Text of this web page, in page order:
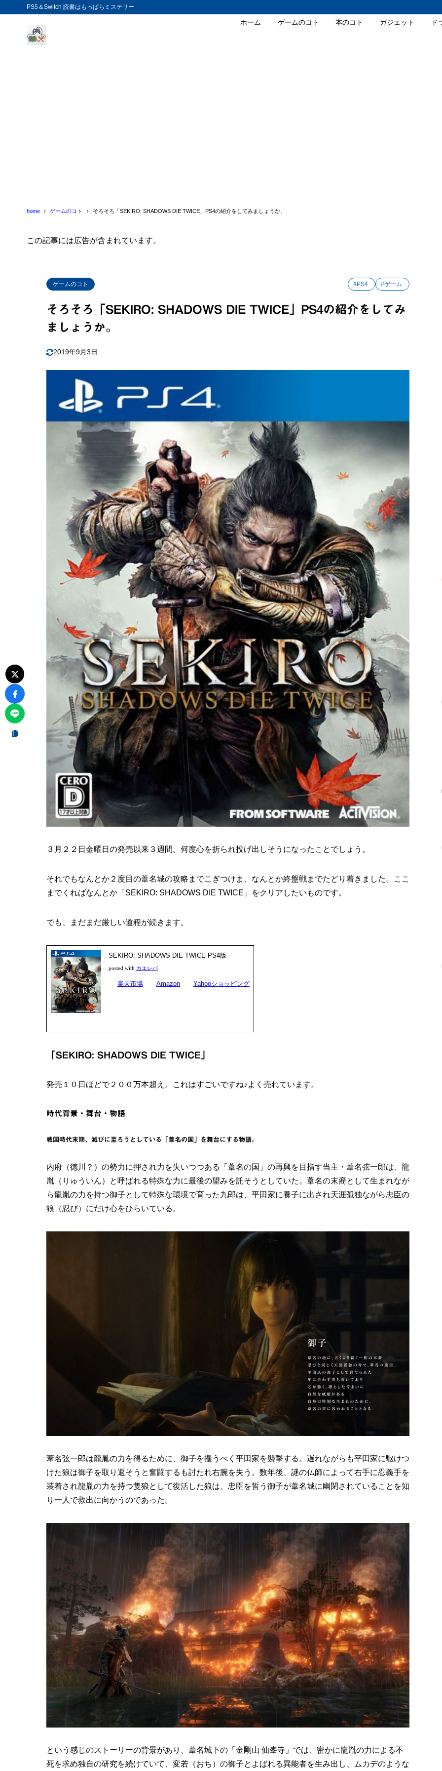
PS5＆Switch 読書はもっぱらミステリー
ホーム ゲームのコト 本のコト ガジェット ド
home ゲームのコト そろそろ「SEKIRO: SHADOWS DIE TWICE」PS4の紹介をしてみましょうか。
この記事には広告が含まれています。
ゲームのコト #PS4 #ゲーム
そろそろ「SEKIRO: SHADOWS DIE TWICE」PS4の紹介をしてみ
ましょうか。
2019年9月3日
３月２２日金曜日の発売以来３週間。何度心を折られ投げ出しそうになったことでしょう。
それでもなんとか２度目の葦名城の攻略までこぎつけま、なんとか終盤戦までたどり着きました。ここ
までくればなんとか「SEKIRO: SHADOWS DIE TWICE」をクリアしたいものです。
でも、まだまだ厳しい道程が続きます。
SEKIRO: SHADOWS DIE TWICE PS4版
posted with カエレバ
楽天市場 Amazon Yahooショッピング
「SEKIRO: SHADOWS DIE TWICE」
発売１０日ほどで２００万本超え。これはすごいですね♪よく売れています。
時代背景・舞台・物語
戦国時代末期、滅びに至ろうとしている「葦名の国」を舞台にする物語。
内府（徳川？）の勢力に押され力を失いつつある「葦名の国」の再興を目指す当主・葦名弦一郎は、龍
胤（りゅういん）と呼ばれる特殊な力に最後の望みを託そうとしていた。葦名の末裔として生まれなが
ら龍胤の力を持つ御子として特殊な環境で育った九郎は、平田家に養子に出され天涯孤独ながら忠臣の
狼（忍び）にだけ心をひらいている。
葦名弦一郎は龍胤の力を得るために、御子を攫うべく平田家を襲撃する。遅れながらも平田家に駆けつ
けた狼は御子を取り返そうと奮闘するも討たれ右腕を失う。数年後、謎の仏師によって右手に忍義手を
装着され龍胤の力を持つ隻狼として復活した狼は、忠臣を誓う御子が葦名城に幽閉されていることを知
り一人で救出に向かうのであった。
という感じのストーリーの背景があり、葦名城下の「金剛山 仙峯寺」では、密かに龍胤の力による不
死を求め独自の研究を続けていて、変若（おち）の御子とよばれる異能者を生み出し、ムカデのような